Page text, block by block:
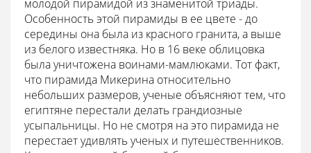
молодой пирамидой из знаменитой триады.
Особенность этой пирамиды в ее цвете - до
середины она была из красного гранита, а выше
из белого известняка. Но в 16 веке облицовка
была уничтожена воинами-мамлюками. Тот факт,
что пирамида Микерина относительно
небольших размеров, ученые объясняют тем, что
египтяне перестали делать грандиозные
усыпальницы. Но не смотря на это пирамида не
перестает удивлять ученых и путешественников.